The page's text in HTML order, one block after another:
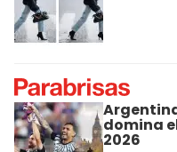
domina
2026